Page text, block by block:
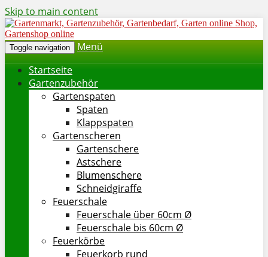
Skip to main content
Toggle navigation
Menü
Startseite
Gartenzubehör
Gartenspaten
Spaten
Klappspaten
Gartenscheren
Gartenschere
Astschere
Blumenschere
Schneidgiraffe
Feuerschale
Feuerschale über 60cm Ø
Feuerschale bis 60cm Ø
Feuerkörbe
Feuerkorb rund